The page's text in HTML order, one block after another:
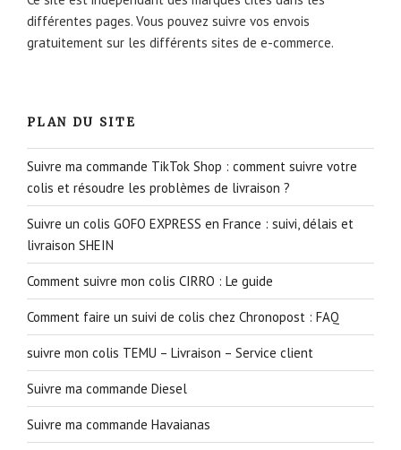
différentes pages. Vous pouvez suivre vos envois
gratuitement sur les différents sites de e-commerce.
PLAN DU SITE
Suivre ma commande TikTok Shop : comment suivre votre
colis et résoudre les problèmes de livraison ?
Suivre un colis GOFO EXPRESS en France : suivi, délais et
livraison SHEIN
Comment suivre mon colis CIRRO : Le guide
Comment faire un suivi de colis chez Chronopost : FAQ
suivre mon colis TEMU – Livraison – Service client
Suivre ma commande Diesel
Suivre ma commande Havaianas